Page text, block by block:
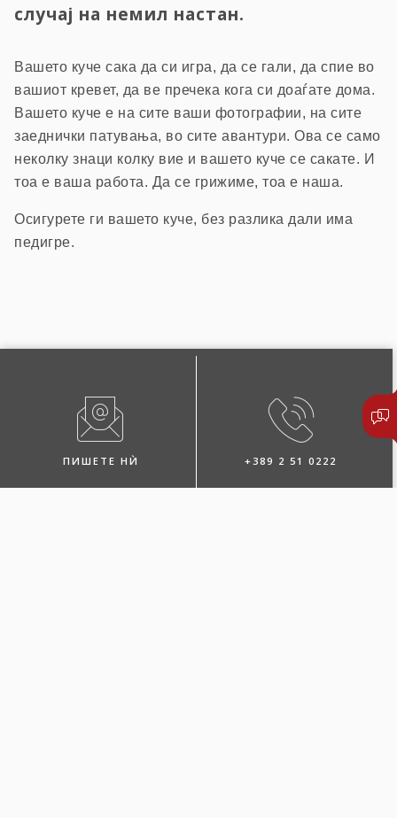
случај на немил настан.
Вашето куче сака да си игра, да се гали, да спие во
вашиот кревет, да ве пречека кога си доаѓате дома.
Вашето куче е на сите ваши фотографии, на сите
заеднички патувања, во сите авантури. Ова се само
неколку знаци колку вие и вашето куче се сакате. И
тоа е ваша работа. Да се грижиме, тоа е наша.
Осигурете ги вашето куче, без разлика дали има
педигре.
ПИШЕТЕ НЍ +389 2 51 0222